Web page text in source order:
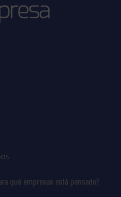
qué empresas está pensado?